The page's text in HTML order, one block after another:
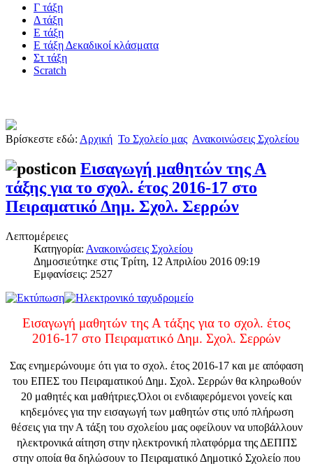
Γ τάξη
Δ τάξη
Ε τάξη
Ε τάξη Δεκαδικοί κλάσματα
Στ τάξη
Scratch
Βρίσκεστε εδώ: Αρχική Το Σχολείο μας Ανακοινώσεις Σχολείου
Εισαγωγή μαθητών της Α
τάξης για το σχολ. έτος 2016-17 στο
Πειραματικό Δημ. Σχολ. Σερρών
Λεπτομέρειες
Κατηγορία: Ανακοινώσεις Σχολείου
Δημοσιεύτηκε στις Τρίτη, 12 Απριλίου 2016 09:19
Εμφανίσεις: 2527
Εισαγωγή μαθητών της Α τάξης για το σχολ. έτος
2016-17 στο Πειραματικό Δημ. Σχολ. Σερρών
Σας ενημερώνουμε ότι για το σχολ. έτος 2016-17 και με απόφαση
του ΕΠΕΣ του Πειραματικού Δημ. Σχολ. Σερρών θα κληρωθούν
20 μαθητές και μαθήτριες.Όλοι οι ενδιαφερόμενοι γονείς και
κηδεμόνες για την εισαγωγή των μαθητών στις υπό πλήρωση
θέσεις για την Α τάξη του σχολείου μας οφείλουν να υποβάλλουν
ηλεκτρονικά αίτηση στην ηλεκτρονική πλατφόρμα της ΔΕΠΠΣ
στην οποία θα δηλώσουν το Πειραματικό Δημοτικό Σχολείο που